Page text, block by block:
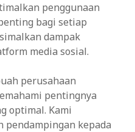
penggunaan
bagi setiap
dampak
media sosial.
perusahaan
pentingnya
optimal. Kami
pendampingan kepada